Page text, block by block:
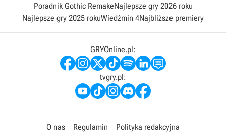
Poradnik Gothic RemakeNajlepsze gry 2026 roku
Najlepsze gry 2025 rokuWiedźmin 4Najbliższe premiery
GRYOnline.pl:
tvgry.pl:
O nas Regulamin
Polityka redakcyjna